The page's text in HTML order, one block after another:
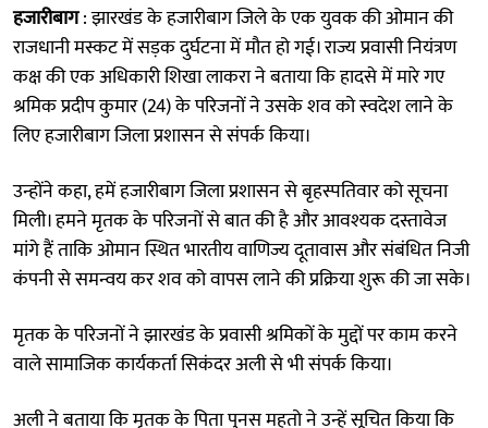
हजारीबाग: झारखंड के हजारीबाग जिले के एक युवक की ओमान की
राजधानी मस्कट में सड़क दुर्घटना में मौत हो गई। राज्य प्रवासी नियंत्रण
कक्ष की एक अधिकारी शिखा लाकरा ने बताया कि हादसे में मारे गए
श्रमिक प्रदीप कुमार (24) के परिजनों ने उसके शव को स्वदेश लाने के
लिए हजारीबाग जिला प्रशासन से संपर्क किया।
उन्होंने कहा, हमें हजारीबाग जिला प्रशासन से बृहस्पतिवार को सूचना
मिली। हमने मृतक के परिजनों से बात की है और आवश्यक दस्तावेज
मांगे हैं ताकि ओमान स्थित भारतीय वाणिज्य दूतावास और संबंधित निजी
कंपनी से समन्वय कर शव को वापस लाने की प्रक्रिया शुरू की जा सके।
मृतक के परिजनों ने झारखंड के प्रवासी श्रमिकों के मुद्दों पर काम करने
वाले सामाजिक कार्यकर्ता सिकंदर अली से भी संपर्क किया।
अली ने बताया कि मृतक के पिता पुनस महतो ने उन्हें सूचित किया कि